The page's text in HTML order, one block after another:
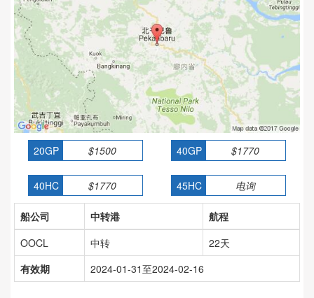
20GP $1500 40GP $1770
40HC $1770 45HC 电询
船公司 中转港
航程
OOCL
中转
22天
有效期
2024-01-31至2024-02-16